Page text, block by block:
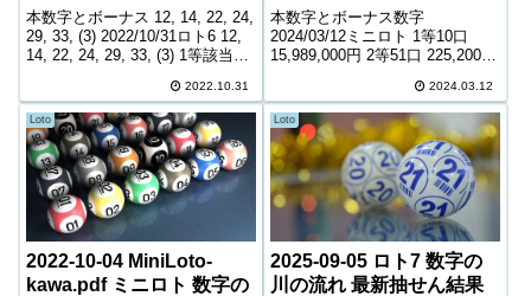
中! 228,993,138円
本数字とボーナス 12, 14, 22, 24,
29, 33, (3) 2022/10/31ロト6 12,
14, 22, 24, 29, 33, (3) 1等該当な
2022.10.31
本数字とボーナス数字
2024/03/12ミニロト 1等10口
15,989,000円 2等51口 225,200円
口 1,000円 ＊抽せんの結果は最
終的に発売元の発表のものと照
合して下...
2024.03.12
Loto
2022-10-04 MiniLoto-
kawa.pdf ミニロト 数字の
Loto
2025-09-05 ロト7 数字の
川の流れ 最新抽せん結果